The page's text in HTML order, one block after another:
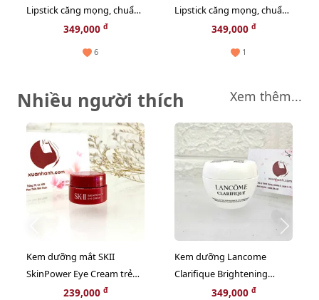
Lipstick căng mọng, chuẩn
màu, #4 Claret đỏ đất thời
349,000 đ
6
Lipstick căng mọng, chuẩn
màu, #315 Neutral Rose
349,000 đ
1
Nhiều người thích Xem thêm...
Kem dưỡng mắt SKII
SkinPower Eye Cream trẻ
hóa và săn chắc da vùng
239,000 đ
Kem dưỡng Lancome
Clarifique Brightening
trắng sáng nâng tông, se
349,000 đ